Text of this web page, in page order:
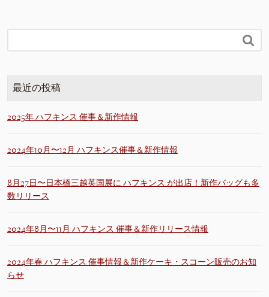

最近の投稿
2025年 ハフキンス 催事＆新作情報
2024年10月〜12月 ハフキンス催事＆新作情報
8月27日〜日本橋三越英国展に ハフキンス が出店！新作バッグも多
数リリース
2024年8月〜11月 ハフキンス 催事＆新作リリース情報
2024年春 ハフキンス 催事情報＆新作ケーキ・スコーン販売のお知
らせ